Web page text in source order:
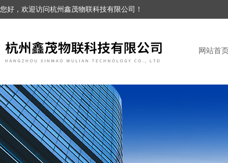
您好，欢迎访问杭州鑫茂物联科技有限公司！
网站首